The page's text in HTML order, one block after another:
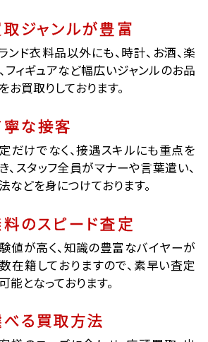
ジャンルが豊富
ンド衣料品以外にも、時計、お酒、楽
フィギュアなど幅広いジャンルのお品
お買取りしております。
な接客
だけでなく、接遇スキルにも重点を
、スタッフ全員がマナーや言葉遣い、
などを身につけております。
のスピード査定
値が高く、知識の豊富なバイヤーが
在籍しておりますので、素早い査定
能となっております。
る買取方法